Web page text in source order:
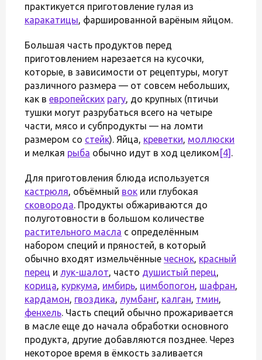
практикуется приготовление гулая из
каракатицы, фаршированной варёным яйцом.
Большая часть продуктов перед
приготовлением нарезается на кусочки,
которые, в зависимости от рецептуры, могут
различного размера — от совсем небольших,
как в европейских рагу, до крупных (птичьи
тушки могут разрубаться всего на четыре
части, мясо и субпродукты — на ломти
размером со стейк). Яйца, креветки, моллюски
и мелкая рыба обычно идут в ход целиком [4] .
Для приготовления блюда используется
кастрюля, объёмный вок или глубокая
сковорода. Продукты обжариваются до
полуготовности в большом количестве
растительного масла с определённым
набором специй и пряностей, в который
обычно входят измельчённые чеснок, красный
перец и лук-шалот, часто душистый перец,
корица, куркума, имбирь, цимбопогон, шафран,
кардамон, гвоздика, лумбанг, калган, тмин,
фенхель. Часть специй обычно прожаривается
в масле еще до начала обработки основного
продукта, другие добавляются позднее. Через
некоторое время в ёмкость заливается